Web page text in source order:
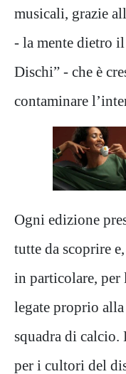
musicali, grazie
- la mente dietro
Dischi” - che è
contaminare
Ogni edizione
tutte da scoprire
in particolare, per
legate proprio
squadra di calcio.
per i cultori del